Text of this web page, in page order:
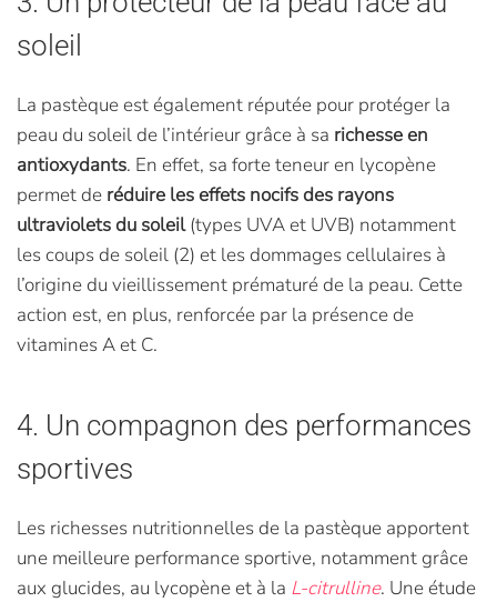
soleil
La pastèque est également réputée pour protéger la
peau du soleil de l’intérieur grâce à sa richesse en
antioxydants. En effet, sa forte teneur en lycopène
permet de réduire les effets nocifs des rayons
ultraviolets du soleil(types UVA et UVB) notamment
les coups de soleil (2) et les dommages cellulaires à
l’origine du vieillissement prématuré de la peau. Cette
action est, en plus, renforcée par la présence de
vitamines A et C.
4. Un compagnon des performances
sportives
Les richesses nutritionnelles de la pastèque apportent
une meilleure performance sportive, notamment grâce
aux glucides, au lycopène et à la L-citrulline. Une étude